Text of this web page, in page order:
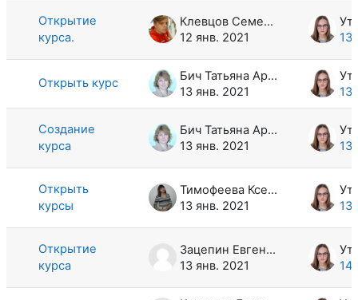
Открытие
курса.
Клевцов Семен Андреевич
12 янв. 2021
13
Открыть курс
Бич Татьяна Арсентьевна
13 янв. 2021
13
Создание
курса
Бич Татьяна Арсентьевна
13 янв. 2021
13
Открыть
курсы
Тимофеева Ксения Сергеевна
13 янв. 2021
13
Открытие
курса
Зацепин Евгений Вячеславович
13 янв. 2021
14